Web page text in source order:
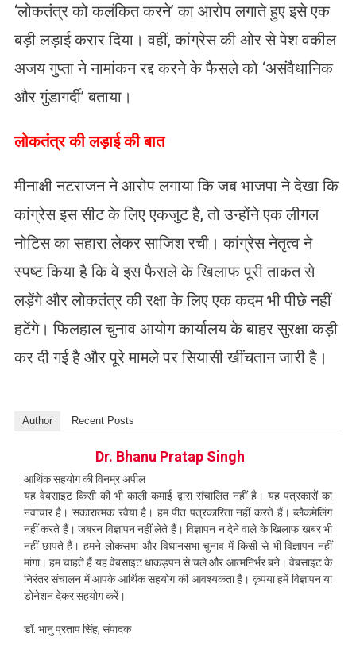
‘लोकतंत्र को कलंकित करने’ का आरोप लगाते हुए इसे एक
बड़ी लड़ाई करार दिया। वहीं, कांग्रेस की ओर से पेश वकील
अजय गुप्ता ने नामांकन रद्द करने के फैसले को ‘असंवैधानिक
और गुंडागर्दी’ बताया।
​लोकतंत्र की लड़ाई की बात
मीनाक्षी नटराजन ने आरोप लगाया कि जब भाजपा ने देखा कि
कांग्रेस इस सीट के लिए एकजुट है, तो उन्होंने एक लीगल
नोटिस का सहारा लेकर साजिश रची। कांग्रेस नेतृत्व ने
स्पष्ट किया है कि वे इस फैसले के खिलाफ पूरी ताकत से
लड़ेंगे और लोकतंत्र की रक्षा के लिए एक कदम भी पीछे नहीं
हटेंगे। फिलहाल चुनाव आयोग कार्यालय के बाहर सुरक्षा कड़ी
कर दी गई है और पूरे मामले पर सियासी खींचतान जारी है।
Author Recent Posts
Dr. Bhanu Pratap Singh
आर्थिक सहयोग की विनम्र अपील
यह वेबसाइट किसी की भी काली कमाई द्वारा संचालित नहीं है। यह पत्रकारों का
नवाचार है। सकारात्मक रवैया है। हम पीत पत्रकारिता नहीं करते हैं। ब्लैकमेलिंग
नहीं करते हैं। जबरन विज्ञापन नहीं लेते हैं। विज्ञापन न देने वाले के खिलाफ खबर भी
नहीं छापते हैं। हमने लोकसभा और विधानसभा चुनाव में किसी से भी विज्ञापन नहीं
मांगा। हम चाहते हैं यह वेबसाइट धाकड़पन से चले और आत्मनिर्भर बने। वेबसाइट के
निरंतर संचालन में आपके आर्थिक सहयोग की आवश्यकता है। कृपया हमें विज्ञापन या
डोनेशन देकर सहयोग करें।
डॉ. भानु प्रताप सिंह, संपादक